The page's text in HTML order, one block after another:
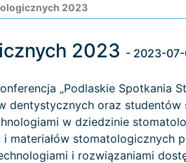
2023
2023 - 2023-
„Podlaskie Spotkania
oraz studentów
w dziedzinie
stomatologicznych
i rozwiązaniami